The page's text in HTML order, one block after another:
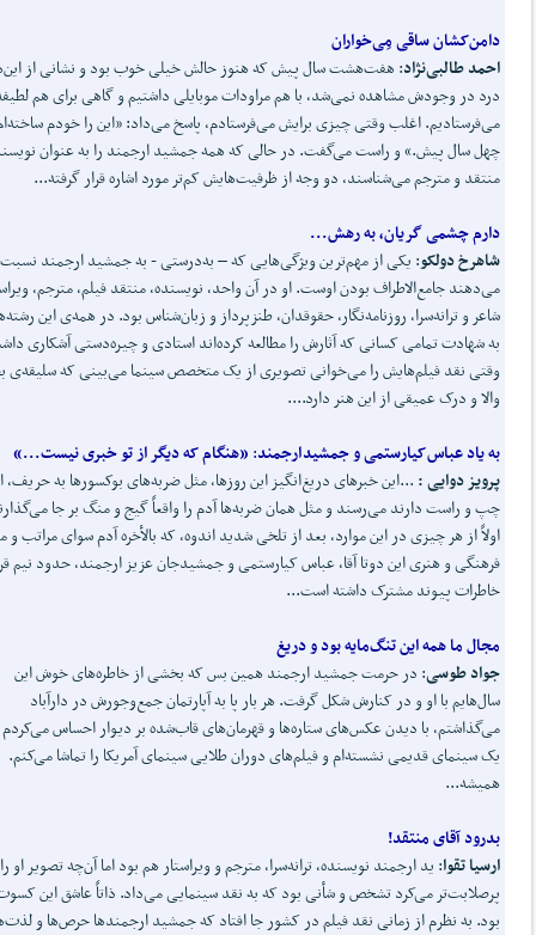
دامنکشان ساقی مِیخواران
احمد طالبینژاد: هفت‌هشت سال پیش که هنوز حالش خیلی خوب بود و نشانی از
درد در وجودش مشاهده نمی‌شد، با هم مراودات موبایلی داشتیم و گاهی برای هم
می‌فرستادیم. اغلب وقتی چیزی برایش می‌فرستادم، پاسخ می‌داد: «این را خودم
چهل سال پیش.» و راست می‌گفت. در حالی که همه جمشید ارجمند را به عنوان
منتقد و مترجم می‌شناسند، دو وجه از ظرفیت‌هایش کم‌تر مورد اشاره قرار گرفته...
دارم چشمی گریان، به رهش...
شاهرخ دولکو: یکی از مهم‌ترین ویژگی‌هایی که – به‌درستی - به جمشید ارجمند نسبت
می‌دهند جامع‌الاطراف بودن اوست. او در آن واحد، نویسنده، منتقد فیلم، مترجم،
شاعر و ترانه‌سرا، روزنامه‌نگار، حقوقدان، طنزپرداز و زبان‌شناس بود. در همه‌ی این
به شهادت تمامی کسانی که آثارش را مطالعه کرده‌اند استادی و چیره‌دستی آشکاری
وقتی نقد فیلم‌هایش را می‌خوانی تصویری از یک متخصص سینما می‌بینی که سلیقه‌ی
والا و درک عمیقی از این هنر دارد....
به یاد عباسکیارستمی و جمشیدارجمند: «هنگام که دیگر از تو خبری نیست...»
پرویز دوایی : ...این خبرهای دریغ‌انگیز این روزها، مثل ضربه‌های بوکسورها به حریف،
چپ و راست دارند می‌رسند و مثل همان ضربه‌ها آدم را واقعاً گیج و منگ بر جا
اولاً از هر چیزی در این موارد، بعد از تلخی شدید اندوه، که بالأخره آدم سوای مراتب و
فرهنگی و هنری این دوتا آقا، عباس کیارستمی و جمشیدجان عزیز ارجمند، حدود نیم
خاطرات پیوند مشترک داشته است...
مجال ما همه این تنگمایه بود و دریغ
جواد طوسی: در حرمت جمشید ارجمند همین بس که بخشی از خاطره‌های خوش این
سال‌هایم با او و در کنارش شکل گرفت. هر بار پا به آپارتمان جمع‌وجورش در دارآباد
می‌گذاشتم، با دیدن عکس‌های ستاره‌ها و قهرمان‌های قاب‌شده بر دیوار احساس
یک سینمای قدیمی نشسته‌ام و فیلم‌های دوران طلایی سینما‌ی آمریکا را تماشا می‌کنم‌.
همیشه...
بدرود آقای منتقد!
ارسیا تقوا: ید ارجمند نویسنده، ترانه‌سرا، مترجم و ویراستار هم بود اما آن‌چه تصویر او را
پرصلابت‌تر می‌کرد تشخص و شأنی بود که به نقد سینمایی می‌داد. ذاتاً عاشق این
بود. به نظرم از زمانی نقد فیلم در کشور جا افتاد که جمشید ارجمندها حرص‌ها و